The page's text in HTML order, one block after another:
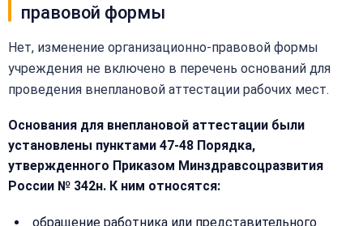
правовой формы
Нет, изменение организационно-правовой формы
учреждения не включено в перечень оснований для
проведения внеплановой аттестации рабочих мест.
Основания для внеплановой аттестации были
установлены пунктами 47-48 Порядка,
утвержденного Приказом Минздравсоцразвития
России № 342н. К ним относятся:
обращение работника или представительного